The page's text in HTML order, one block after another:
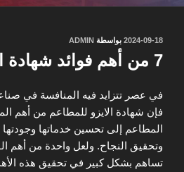
نُشر
2024-09-18 بواسطة ADMIN
7 من أهم فوائد شهادة الايزو للمطاعم
في عصر تتزايد فيه المنافسة في
فإن شهادة الايزو للمطاعم من أهم
المطاعم إلى تحسين خدماتها وجودتها
وتحقيق النجاح. ولعل واحدة من أهم
تساهم بشكل كبير في تحقيق هذه